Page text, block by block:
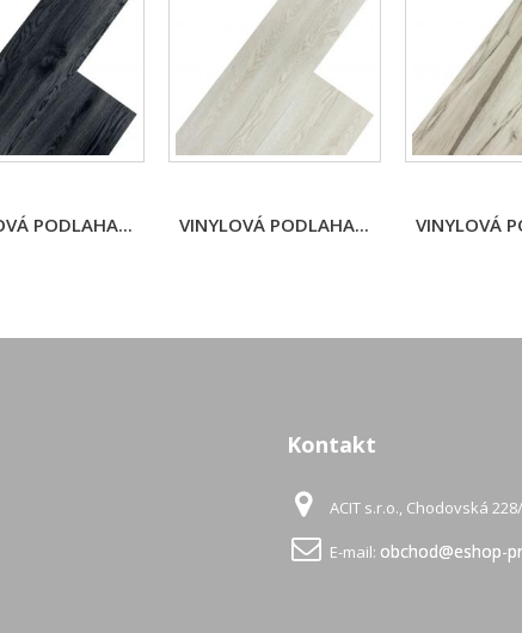
PODLAHA... VINYLOVÁ PODLAHA... VINYLOVÁ
Kontakt
ACIT s.r.o., Chodovská
E-mail: obchod@eshop-